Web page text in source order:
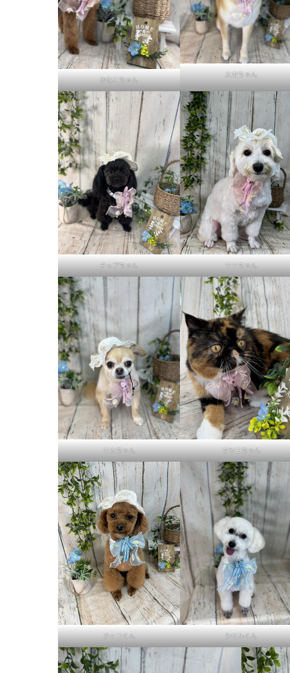
きなこちゃん
大吉ちゃん
チップちゃん モモちゃん
モカちゃん マツコちゃん
チョコくん シエルくん